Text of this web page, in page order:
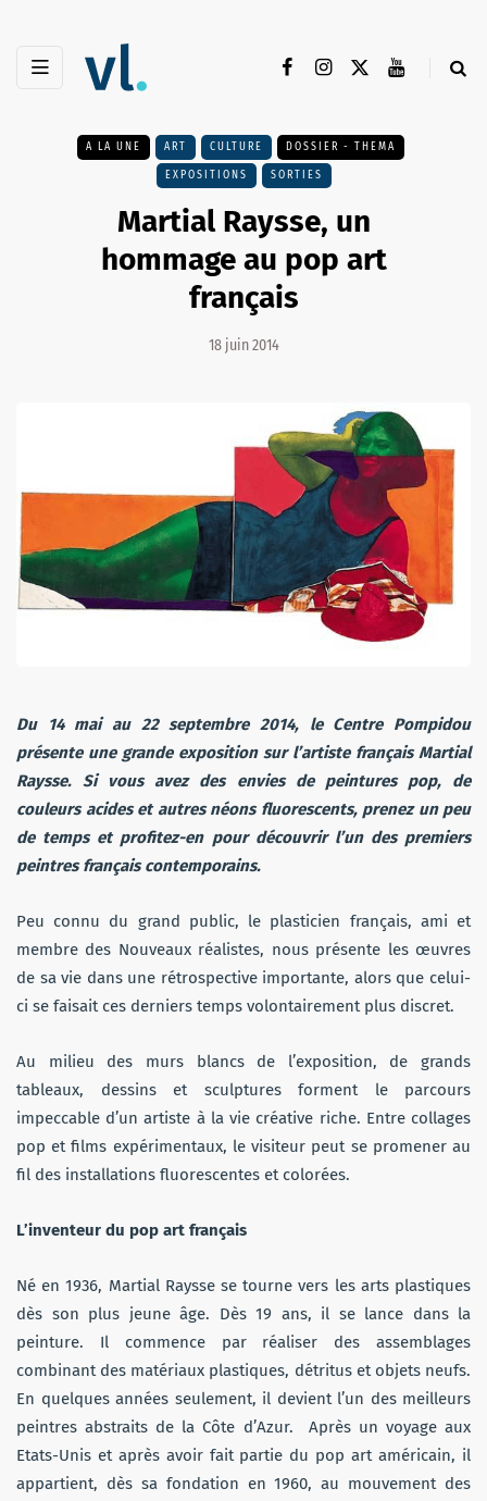
A LA UNE ART CULTURE DOSSIER - THEMA
EXPOSITIONS SORTIES
Martial Raysse, un
hommage au pop art
français
18 juin 2014
Du 14 mai au 22 septembre 2014, le Centre Pompidou
présente une grande exposition sur l’artiste français Martial
Raysse. Si vous avez des envies de peintures pop, de
couleurs acides et autres néons fluorescents, prenez un peu
de temps et profitez-en pour découvrir l’un des premiers
peintres français contemporains.
Peu connu du grand public, le plasticien français, ami et
membre des Nouveaux réalistes, nous présente les œuvres
de sa vie dans une rétrospective importante, alors que celui-
ci se faisait ces derniers temps volontairement plus discret.
Au milieu des murs blancs de l’exposition, de grands
tableaux, dessins et sculptures forment le parcours
impeccable d’un artiste à la vie créative riche. Entre collages
pop et films expérimentaux, le visiteur peut se promener au
fil des installations fluorescentes et colorées.
L’inventeur du pop art français
Né en 1936, Martial Raysse se tourne vers les arts plastiques
dès son plus jeune âge. Dès 19 ans, il se lance dans la
peinture. Il commence par réaliser des assemblages
combinant des matériaux plastiques, détritus et objets neufs.
En quelques années seulement, il devient l’un des meilleurs
peintres abstraits de la Côte d’Azur. Après un voyage aux
Etats-Unis et après avoir fait partie du pop art américain, il
appartient, dès sa fondation en 1960, au mouvement des